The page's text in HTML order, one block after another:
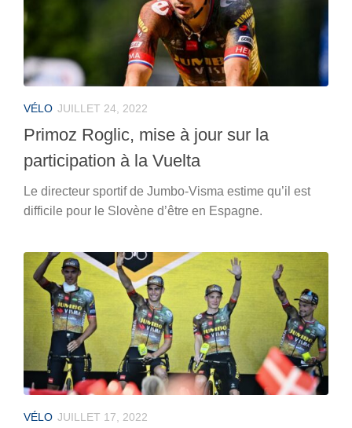
VÉLO JUILLET 24, 2022
Primoz Roglic, mise à jour sur la
participation à la Vuelta
Le directeur sportif de Jumbo-Visma estime qu’il est
difficile pour le Slovène d’être en Espagne.
VÉLO JUILLET 17, 2022